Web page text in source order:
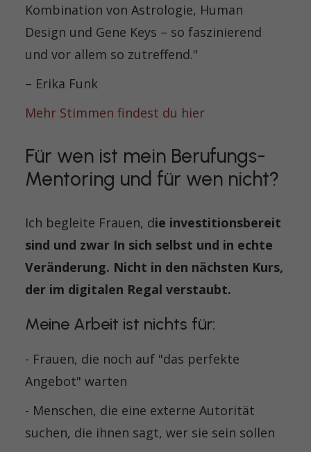
Kombination von Astrologie, Human
Design und Gene Keys – so faszinierend
und vor allem so zutreffend."
– Erika Funk
Mehr Stimmen findest du hier
Für wen ist mein Berufungs-
Mentoring und für wen nicht?
Ich begleite Frauen, die investitionsbereit
sind und zwar In sich selbst und in echte
Veränderung. Nicht in den nächsten Kurs,
der im digitalen Regal verstaubt.
Meine Arbeit ist nichts für:
- Frauen, die noch auf "das perfekte
Angebot" warten
- Menschen, die eine externe Autorität
suchen, die ihnen sagt, wer sie sein sollen